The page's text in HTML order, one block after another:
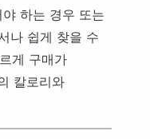
하는 경우 또는
나 쉽게 찾을 수
게 구매가
칼로리와